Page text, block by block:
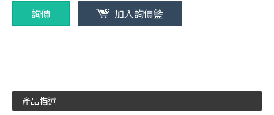
詢價 加入詢價籃
產品描述